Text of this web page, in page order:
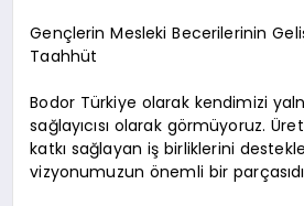
Gençlerin Mesleki Becerilerinin
Taahhüt
Bodor Türkiye olarak kendimizi
sağlayıcısı olarak görmüyoruz.
katkı sağlayan iş birliklerini
vizyonumuzun önemli bir